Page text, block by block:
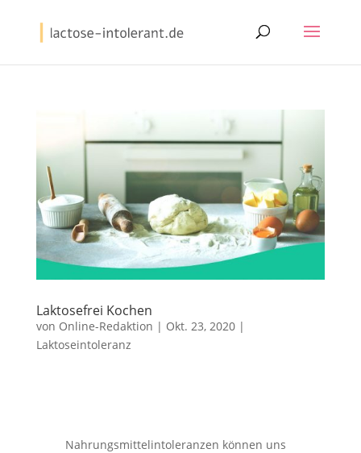
Laktosefrei Kochen
von Online-Redaktion | Okt. 23, 2020|
Laktoseintoleranz
Nahrungsmittelintoleranzen können uns